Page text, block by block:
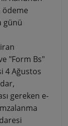
ödeme
günü
"Form Bs"
4 Ağustos
gereken e-